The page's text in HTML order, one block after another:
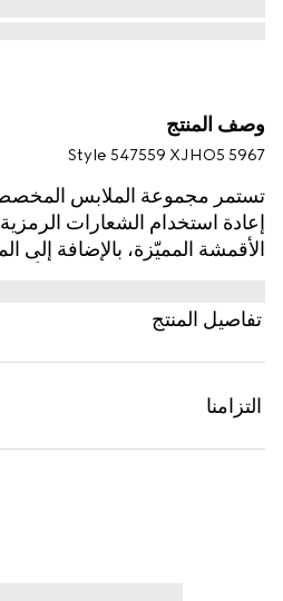
وصف المنتج
Style ‎547559 XJHO5 5967
تستمر مجموعة الملابس
إعادة استخدام الشعارات
الأقمشة المميّزة، بالإضافة إلى
شريط ويب وشعار G المتشابك.
تفاصيل المنتج
التزامنا